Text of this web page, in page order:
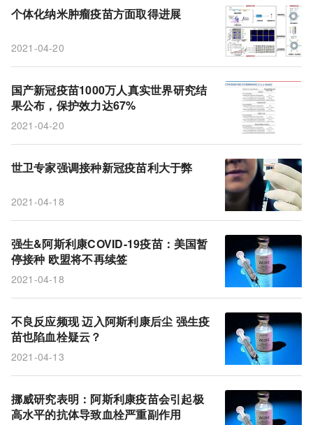
个体化纳米肿瘤疫苗方面取得进展
2021-04-20
国产新冠疫苗1000万人真实世界研究结
果公布，保护效力达67%
2021-04-20
世卫专家强调接种新冠疫苗利大于弊
2021-04-18
强生&阿斯利康COVID-19疫苗：美国暂
停接种 欧盟将不再续签
2021-04-18
不良反应频现 迈入阿斯利康后尘 强生疫
苗也陷血栓疑云？
2021-04-13
挪威研究表明：阿斯利康疫苗会引起极
高水平的抗体导致血栓严重副作用